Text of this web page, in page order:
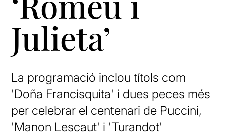
Julieta’
La programació inclou títols com
'Doña Francisquita' i dues peces més
per celebrar el centenari de Puccini,
'Manon Lescaut' i 'Turandot'